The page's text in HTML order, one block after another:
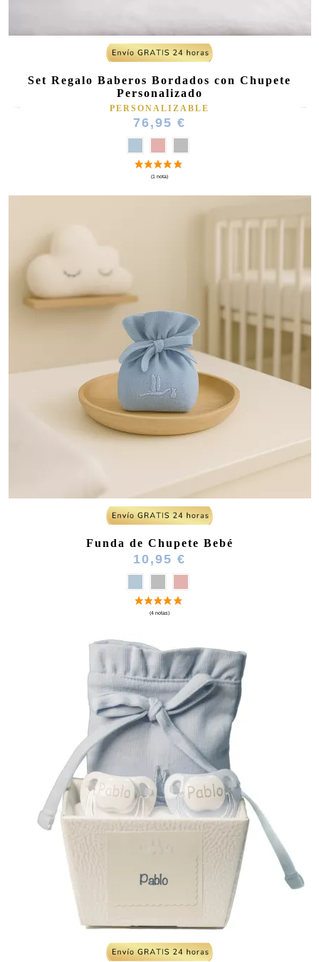
Set Regalo Baberos Bordados con Chupete
Personalizado
PERSONALIZABLE
76,95 €
Funda de Chupete Bebé
10,95 €